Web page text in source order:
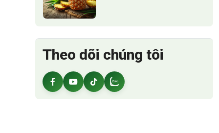
Theo dõi chúng tôi